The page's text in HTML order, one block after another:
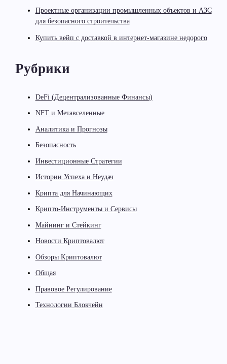
Проектные организации промышленных объектов и АЗС
для безопасного строительства
Купить вейп с доставкой в интернет-магазине недорого
Рубрики
DeFi (Децентрализованные Финансы)
NFT и Метавселенные
Аналитика и Прогнозы
Безопасность
Инвестиционные Стратегии
Истории Успеха и Неудач
Крипта для Начинающих
Крипто-Инструменты и Сервисы
Майнинг и Стейкинг
Новости Криптовалют
Обзоры Криптовалют
Общая
Правовое Регулирование
Технологии Блокчейн